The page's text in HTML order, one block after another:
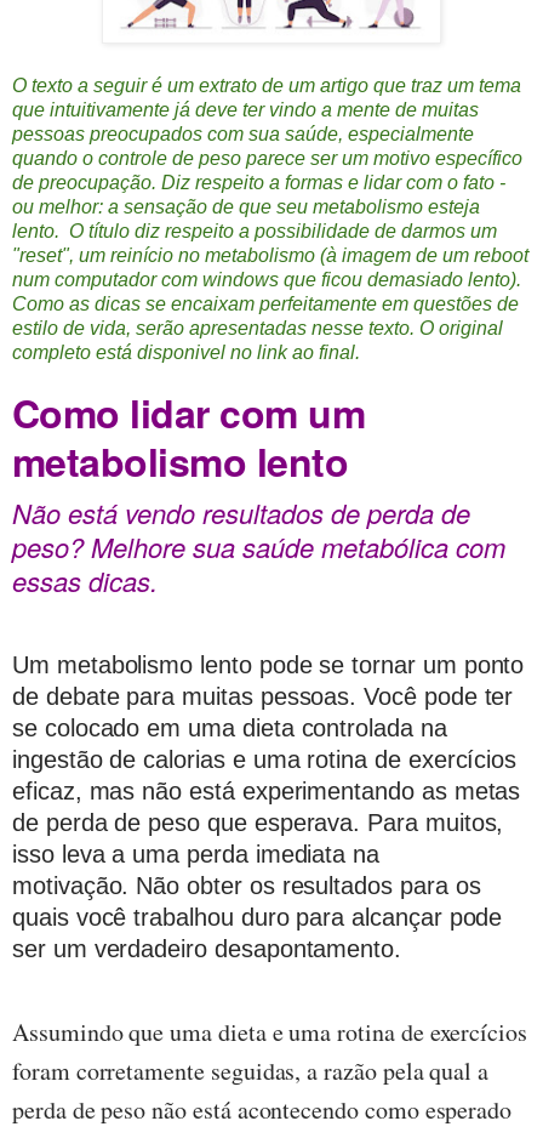
O texto a seguir é um extrato de um artigo que traz um tema
que intuitivamente já deve ter vindo a mente de muitas
pessoas preocupados com sua saúde, especialmente
quando o controle de peso parece ser um motivo específico
de preocupação. Diz respeito a formas e lidar com o fato -
ou melhor: a sensação de que seu metabolismo esteja
lento. O título diz respeito a possibilidade de darmos um
"reset", um reinício no metabolismo (à imagem de um reboot
num computador com windows que ficou demasiado lento).
Como as dicas se encaixam perfeitamente em questões de
estilo de vida, serão apresentadas nesse texto. O original
completo está disponivel no link ao final.
Como lidar com um
metabolismo lento
Não está vendo resultados de perda de
peso?Melhore sua saúde metabólica com
essas dicas.
Um metabolismo lento pode se tornar um ponto
de debate para muitas pessoas.Você pode ter
se colocado em uma dieta controlada na
ingestão de calorias e uma rotina de exercícios
eficaz, mas não está experimentando as metas
de perda de peso que esperava. Para muitos,
isso leva a uma perda imediata na
motivação. Não obter os resultados para os
quais você trabalhou duro para alcançar pode
ser um verdadeiro desapontamento.
Assumindo que uma dieta e uma rotina de exercícios
foram corretamente seguidas, a razão pela qual a
perda de peso não está acontecendo como esperado